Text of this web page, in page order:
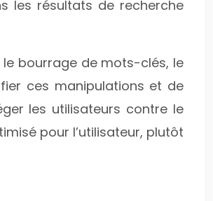
les résultats de recherche
le bourrage de mots-clés, le
ces manipulations et de
les utilisateurs contre le
pour l’utilisateur, plutôt